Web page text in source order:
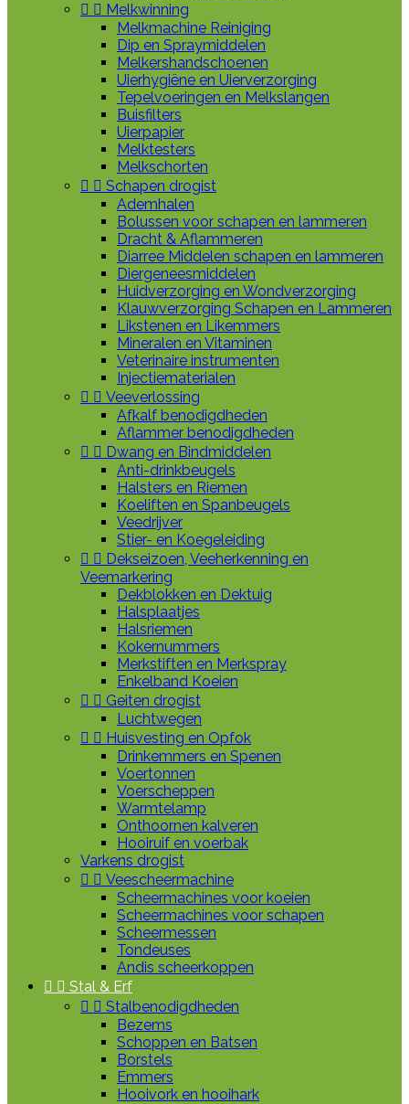
  Melkwinning
Melkmachine Reiniging
Dip en Spraymiddelen
Melkershandschoenen
Uierhygiëne en Uierverzorging
Tepelvoeringen en Melkslangen
Buisfilters
Uierpapier
Melktesters
Melkschorten
  Schapen drogist
Ademhalen
Bolussen voor schapen en lammeren
Dracht & Aflammeren
Diarree Middelen schapen en lammeren
Diergeneesmiddelen
Huidverzorging en Wondverzorging
Klauwverzorging Schapen en Lammeren
Likstenen en Likemmers
Mineralen en Vitaminen
Veterinaire instrumenten
Injectiematerialen
  Veeverlossing
Afkalf benodigdheden
Aflammer benodigdheden
  Dwang en Bindmiddelen
Anti-drinkbeugels
Halsters en Riemen
Koeliften en Spanbeugels
Veedrijver
Stier- en Koegeleiding
  Dekseizoen, Veeherkenning en
Veemarkering
Dekblokken en Dektuig
Halsplaatjes
Halsriemen
Kokernummers
Merkstiften en Merkspray
Enkelband Koeien
  Geiten drogist
Luchtwegen
  Huisvesting en Opfok
Drinkemmers en Spenen
Voertonnen
Voerscheppen
Warmtelamp
Onthoornen kalveren
Hooiruif en voerbak
Varkens drogist
  Veescheermachine
Scheermachines voor koeien
Scheermachines voor schapen
Scheermessen
Tondeuses
Andis scheerkoppen
  Stal & Erf
  Stalbenodigdheden
Bezems
Schoppen en Batsen
Borstels
Emmers
Hooivork en hooihark